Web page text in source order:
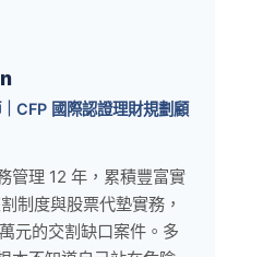
CFP 國際認證理財規劃顧
管理 12 年，累積豐富實
制度與股票代墊實務，
元的交割缺口案件。多